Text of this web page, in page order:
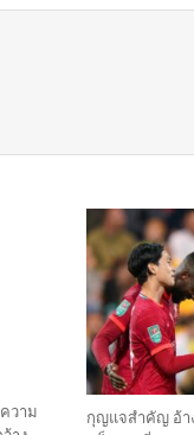
วาม
กุญแจสำคัญ อ้า